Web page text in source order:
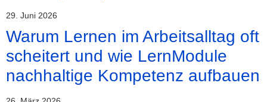
29. Juni 2026
Warum Lernen im Arbeitsalltag oft
scheitert und wie LernModule
nachhaltige Kompetenz aufbauen